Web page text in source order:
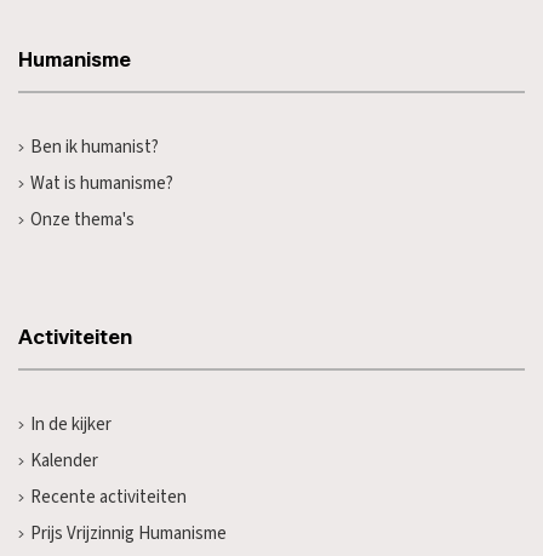
Humanisme
Ben ik humanist?
Wat is humanisme?
Onze thema's
Activiteiten
In de kijker
Kalender
Recente activiteiten
Prijs Vrijzinnig Humanisme